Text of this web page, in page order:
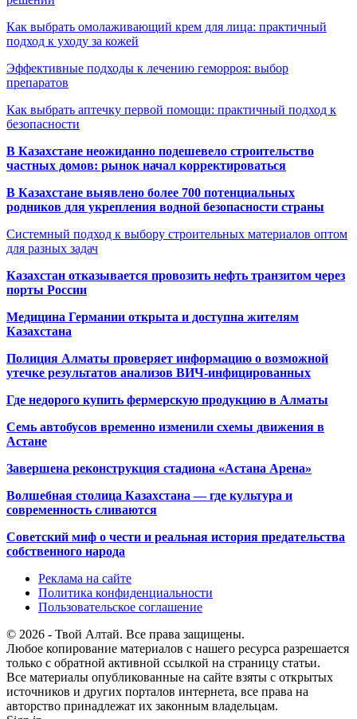
Как выбрать омолаживающий крем для лица: практичный
подход к уходу за кожей
Эффективные подходы к лечению геморроя: выбор
препаратов
Как выбрать аптечку первой помощи: практичный подход к
безопасности
В Казахстане неожиданно подешевело строительство
частных домов: рынок начал корректироваться
В Казахстане выявлено более 700 потенциальных
родников для укрепления водной безопасности страны
Системный подход к выбору строительных материалов оптом
для разных задач
Казахстан отказывается провозить нефть транзитом через
порты России
Медицина Германии открыта и доступна жителям
Казахстана
Полиция Алматы проверяет информацию о возможной
утечке результатов анализов ВИЧ-инфицированных
Где недорого купить фермерскую продукцию в Алматы
Семь автобусов временно изменили схемы движения в
Астане
Завершена реконструкция стадиона «Астана Арена»
Волшебная столица Казахстана — где культура и
современность сливаются
Советский миф о чести и реальная история предательства
собственного народа
Реклама на сайте
Политика конфиденциальности
Пользовательское соглашение
© 2026 - Твой Алтай. Все права защищены.
Любое копирование материалов с нашего ресурса разрешается
только с обратной активной ссылкой на страницу статьи.
Все материалы опубликованные на сайте взяты с открытых
источников и других порталов интернета, все права на
авторство принадлежат их законным владельцам.